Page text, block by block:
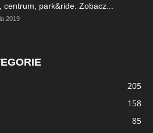
centrum, park&ride. Zobacz...
2019
205
158
85